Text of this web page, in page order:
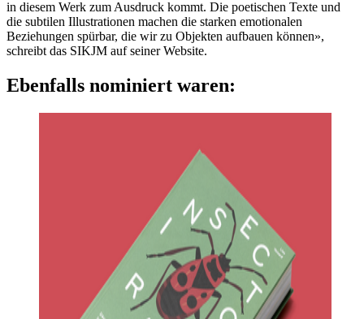
in diesem Werk zum Ausdruck kommt. Die poetischen Texte und
die subtilen Illustrationen machen die starken emotionalen
Beziehungen spürbar, die wir zu Objekten aufbauen können»,
schreibt das SIKJM auf seiner Website.
Ebenfalls nominiert waren: